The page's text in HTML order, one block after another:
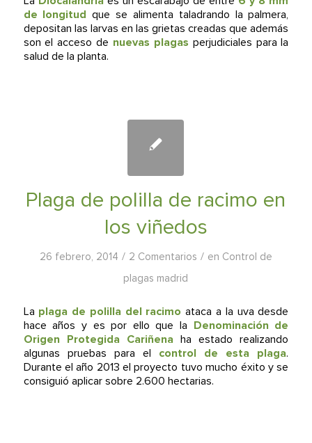
de longitud que se alimenta taladrando la palmera,
depositan las larvas en las grietas creadas que además
son el acceso de nuevas plagas perjudiciales para la
salud de la planta.
Plaga de polilla de racimo en
los viñedos
26 febrero, 2014 / 2 Comentarios / en Control de
plagas madrid
La plaga de polilla del racimo ataca a la uva desde
hace años y es por ello que la Denominación de
Origen Protegida Cariñena ha estado realizando
algunas pruebas para el control de esta plaga.
Durante el año 2013 el proyecto tuvo mucho éxito y se
consiguió aplicar sobre 2.600 hectarias.